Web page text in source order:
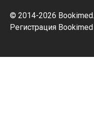
© 2014-2026
Регистрация